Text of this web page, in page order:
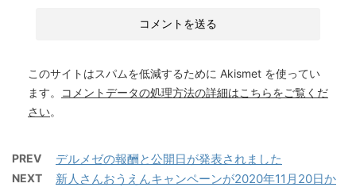
このサイトはスパムを低減するために Akismet を使ってい
ます。
コメントデータの処理方法の詳細はこちらをご覧くだ
さい。
PREV デルメゼの報酬と公開日が発表されました
NEXT
新人さんおうえんキャンペーンが2020年11月20日か